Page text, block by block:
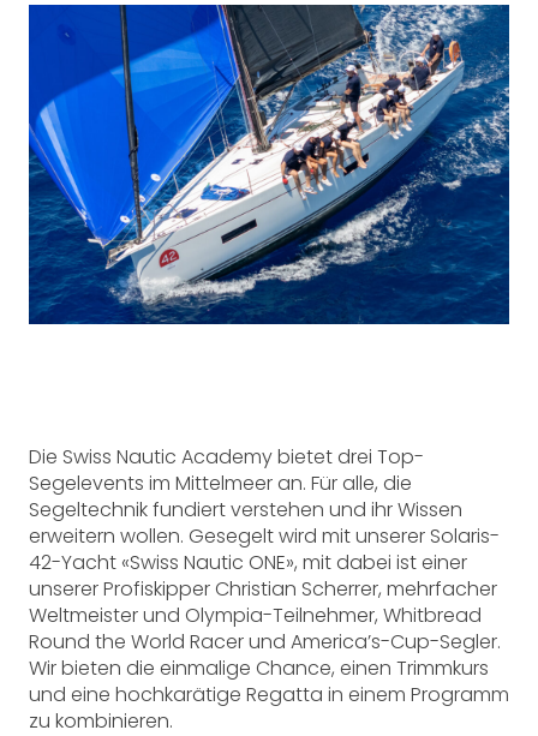
Die Swiss Nautic Academy bietet drei Top-
Segelevents im Mittelmeer an. Für alle, die
Segeltechnik fundiert verstehen und ihr Wissen
erweitern wollen. Gesegelt wird mit unserer Solaris-
42-Yacht «Swiss Nautic ONE», mit dabei ist einer
unserer Profiskipper Christian Scherrer, mehrfacher
Weltmeister und Olympia-Teilnehmer, Whitbread
Round the World Racer und America’s-Cup-Segler.
Wir bieten die einmalige Chance, einen Trimmkurs
und eine hochkarätige Regatta in einem Programm
zu kombinieren.